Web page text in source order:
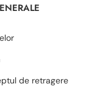
de retragere